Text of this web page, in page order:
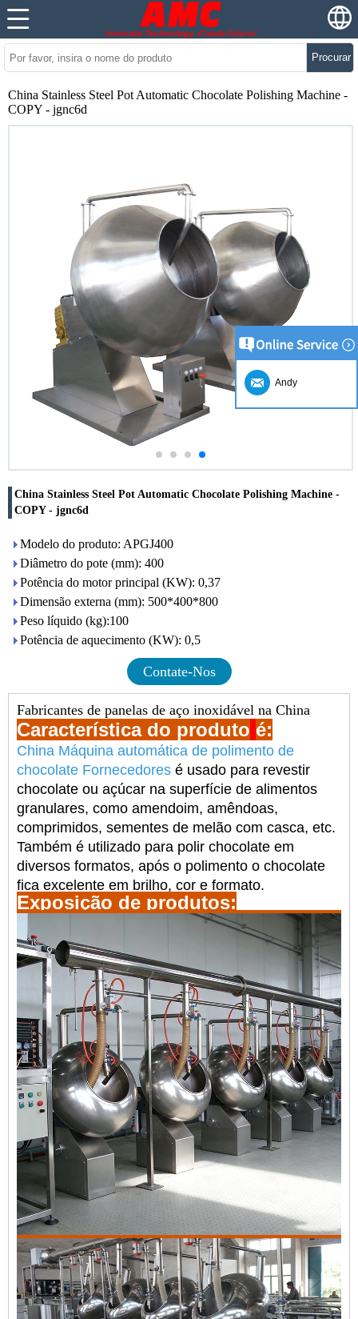
Procurar
China Stainless Steel Pot Automatic Chocolate Polishing Machine -
COPY - jgnc6d
China Stainless Steel Pot Automatic Chocolate Polishing Machine -
COPY - jgnc6d
Modelo do produto: APGJ400
Diâmetro do pote (mm): 400
Potência do motor principal (KW): 0,37
Dimensão externa (mm): 500*400*800
Peso líquido (kg):100
Potência de aquecimento (KW): 0,5
Contate-Nos
Fabricantes de panelas de aço inoxidável na China
Característica do produto é:
China Máquina automática de polimento de
chocolate Fornecedores é usado para revestir
chocolate ou açúcar na superfície de alimentos
granulares, como amendoim, amêndoas,
comprimidos, sementes de melão com casca, etc.
Também é utilizado para polir chocolate em
diversos formatos, após o polimento o chocolate
fica excelente em brilho, cor e formato.
Exposição de produtos:
Andy